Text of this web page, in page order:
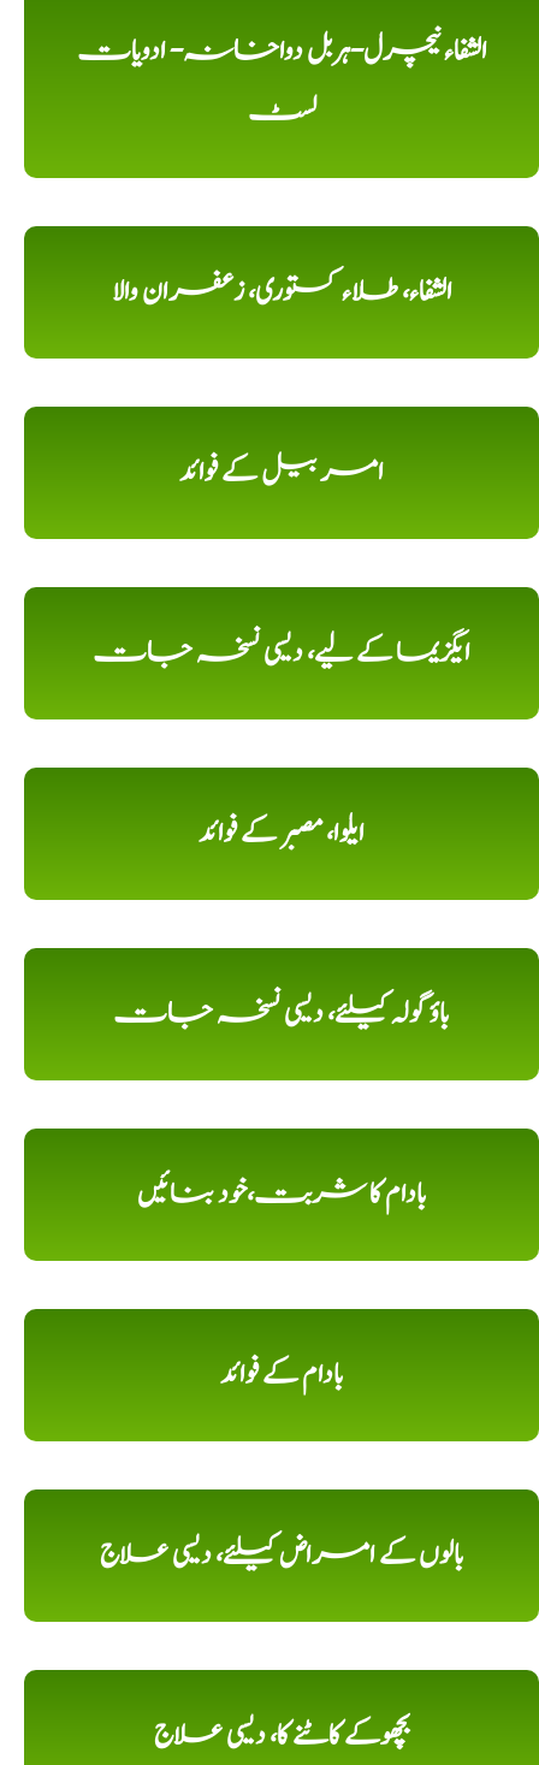
الشفاء نیچرل-ہربل دواخانہ- ادویات
لسٹ
الشفاء، طلاء کستوری، زعفران والا
امر بیل کے فوائد
ایگزیما کے لیے، دیسی نسخہ جات
ایلوا، مصبر کے فوائد
باؤ گولہ کیلئے، دیسی نسخہ جات
بادام کا شربت،خود بنائیں
بادام کے فوائد
بالوں کے امراض کیلئے، دیسی علاج
بچھوکے کاٹنے کا، دیسی علاج